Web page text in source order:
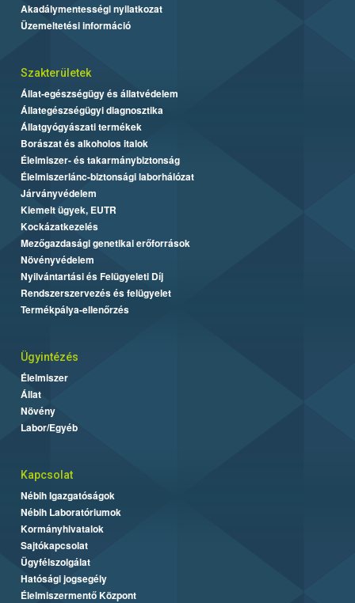
Akadálymentességi nyilatkozat
Üzemeltetési információ
Szakterületek
Állat-egészségügy és állatvédelem
Állategészségügyi diagnosztika
Állatgyógyászati termékek
Borászat és alkoholos italok
Élelmiszer- és takarmánybiztonság
Élelmiszerlánc-biztonsági laborhálózat
Járványvédelem
Kiemelt ügyek, EUTR
Kockázatkezelés
Mezőgazdasági genetikai erőforrások
Növényvédelem
Nyilvántartási és Felügyeleti Díj
Rendszerszervezés és felügyelet
Termékpálya-ellenőrzés
Ügyintézés
Élelmiszer
Állat
Növény
Labor/Egyéb
Kapcsolat
Nébih Igazgatóságok
Nébih Laboratóriumok
Kormányhivatalok
Sajtókapcsolat
Ügyfélszolgálat
Hatósági jogsegély
Élelmiszermentő Központ